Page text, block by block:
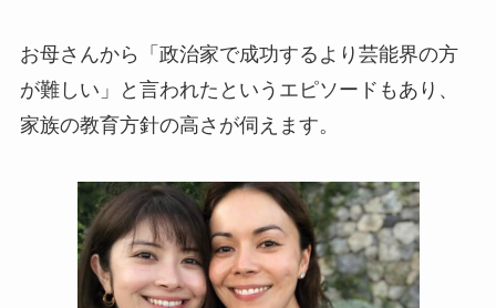
お母さんから「政治家で成功するより芸能界の方
が難しい」と言われたというエピソードもあり、
家族の教育方針の高さが伺えます。